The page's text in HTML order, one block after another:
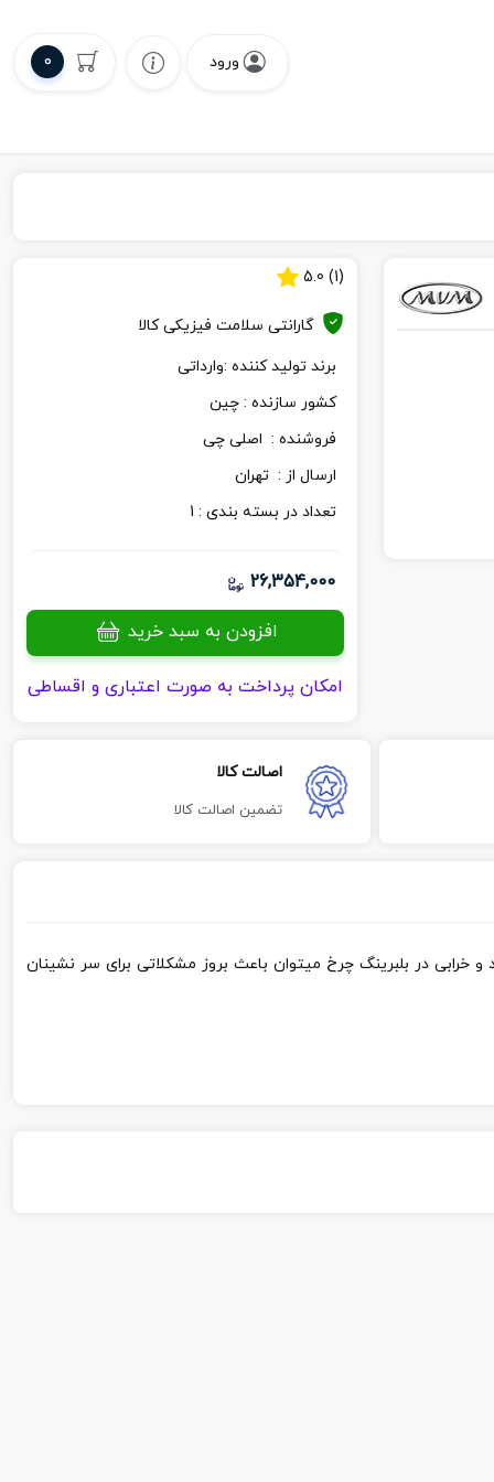
ورود 0
(
1
)
5.0
گارانتی سلامت فیزیکی کالا
برند تولید کننده :وارداتی
کشور سازنده : چین
فروشنده : اصلی چی
ارسال از : تهران
تعداد در بسته بندی : 1
26,354,000
افزودن به سبد خرید
امکان پرداخت به صورت اعتباری و اقساطی
اصالت کالا
تضمین اصالت کالا
در بلبرینگ چرخ میتوان باعث بروز مشکلاتی برای سر نشینان